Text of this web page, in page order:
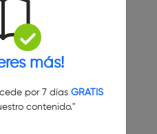
más!
por 7 días GRATIS
contenido."